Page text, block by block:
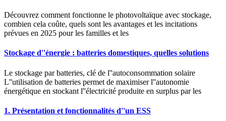
Découvrez comment fonctionne le photovoltaïque avec stockage,
combien cela coûte, quels sont les avantages et les incitations
prévues en 2025 pour les familles et les
Stockage d''énergie : batteries domestiques, quelles solutions
Le stockage par batteries, clé de l''autoconsommation solaire
L''utilisation de batteries permet de maximiser l''autonomie
énergétique en stockant l''électricité produite en surplus par les
1. Présentation et fonctionnalités d''un ESS